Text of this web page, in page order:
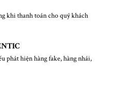
khi thanh toán cho quý khách
phát hiện hàng fake, hàng nhái,